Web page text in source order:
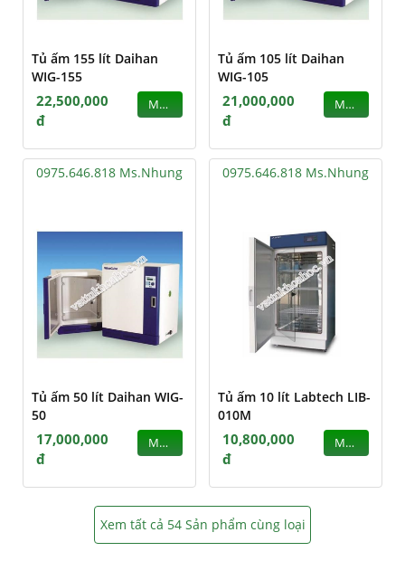
Tủ ấm 155 lít Daihan
WIG-155
22,500,000
đ
MUA
Tủ ấm 105 lít Daihan
WIG-105
21,000,000
đ
MUA
0975.646.818 Ms.Nhung
Tủ ấm 50 lít Daihan WIG-
50
17,000,000
đ
MUA
0975.646.818 Ms.Nhung
Tủ ấm 10 lít Labtech LIB-
010M
10,800,000
đ
MUA
Xem tất cả 54 Sản phẩm cùng loại